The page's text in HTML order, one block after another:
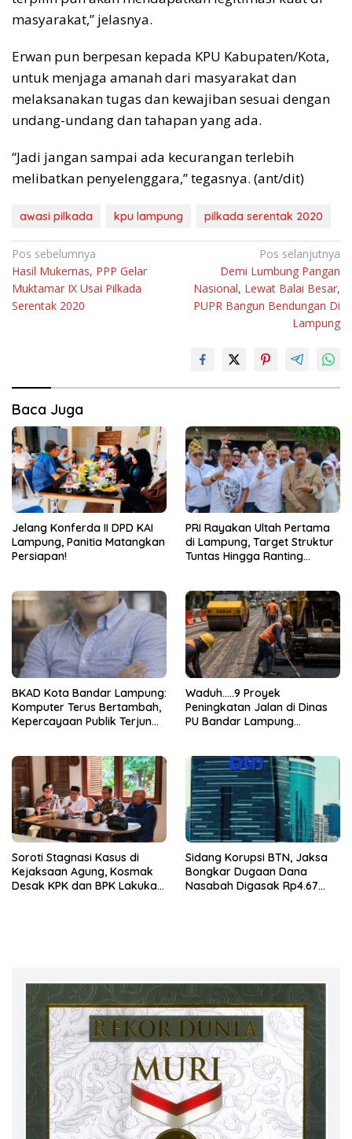
masyarakat,” jelasnya.
Erwan pun berpesan kepada KPU Kabupaten/Kota,
untuk menjaga amanah dari masyarakat dan
melaksanakan tugas dan kewajiban sesuai dengan
undang-undang dan tahapan yang ada.
“Jadi jangan sampai ada kecurangan terlebih
melibatkan penyelenggara,” tegasnya. (ant/dit)
awasi pilkada kpu lampung pilkada serentak 2020
Navigasi
pos
Pos sebelumnya
Hasil Mukernas, PPP Gelar
Muktamar IX Usai Pilkada
Serentak 2020
Pos selanjutnya
Demi Lumbung Pangan
Nasional, Lewat Balai Besar,
PUPR Bangun Bendungan Di
Lampung
Baca Juga
Jelang Konferda II DPD KAI
Lampung, Panitia Matangkan
Persiapan!
PRI Rayakan Ultah Pertama
di Lampung, Target Struktur
Tuntas Hingga Ranting
BKAD Kota Bandar Lampung:
Komputer Terus Bertambah,
Kepercayaan Publik Terjun
Waduh…..9 Proyek
Peningkatan Jalan di Dinas
PU Bandar Lampung
Soroti Stagnasi Kasus di
Kejaksaan Agung, Kosmak
Desak KPK dan BPK Lakukan
Sidang Korupsi BTN, Jaksa
Bongkar Dugaan Dana
Nasabah Digasak Rp4.67